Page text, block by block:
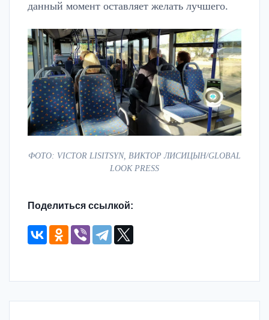
данный момент оставляет желать лучшего.
ФОТО: VICTOR LISITSYN, ВИКТОР ЛИСИЦЫН/GLOBAL
LOOK PRESS
Поделиться ссылкой: